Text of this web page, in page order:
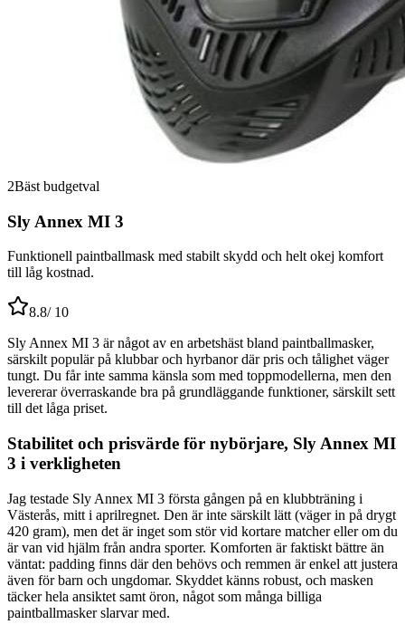
2Bäst budgetval
Sly Annex MI 3
Funktionell paintballmask med stabilt skydd och helt okej komfort
till låg kostnad.
8.8/ 10
Sly Annex MI 3 är något av en arbetshäst bland paintballmasker,
särskilt populär på klubbar och hyrbanor där pris och tålighet väger
tungt. Du får inte samma känsla som med toppmodellerna, men den
levererar överraskande bra på grundläggande funktioner, särskilt sett
till det låga priset.
Stabilitet och prisvärde för nybörjare, Sly Annex MI
3 i verkligheten
Jag testade Sly Annex MI 3 första gången på en klubbträning i
Västerås, mitt i aprilregnet. Den är inte särskilt lätt (väger in på drygt
420 gram), men det är inget som stör vid kortare matcher eller om du
är van vid hjälm från andra sporter. Komforten är faktiskt bättre än
väntat: padding finns där den behövs och remmen är enkel att justera
även för barn och ungdomar. Skyddet känns robust, och masken
täcker hela ansiktet samt öron, något som många billiga
paintballmasker slarvar med.